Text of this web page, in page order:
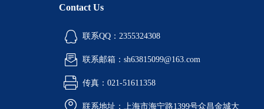
Contact Us
联系QQ：2355324308
联系邮箱：sh63815099@163.com
传真：021-51611358
联系地址：上海市海宁路1399号众昌金城大